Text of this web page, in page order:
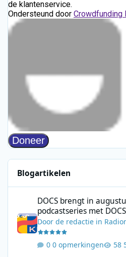
Blogartikelen
DOCS brengt in
podcastseries met
Doorde redactie in
0 opmerkingen